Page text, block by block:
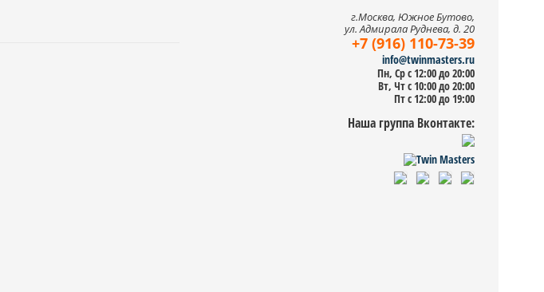
г.Москва, Южное Бутово,
ул. Адмирала Руднева, д. 20
+7 (916) 110-73-39
info@twinmasters.ru
Пн, Ср с 12:00 до 20:00
Вт, Чт с 10:00 до 20:00
Пт с 12:00 до 19:00
Наша группа Вконтакте: